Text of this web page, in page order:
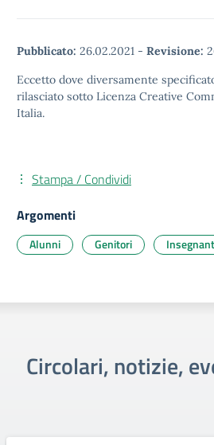
Pubblicato: 26.02.2021 - Revisione:
Eccetto dove diversamente
rilasciato sotto Licenza Creative
Italia.
Stampa / Condividi
Argomenti
Alunni Genitori
Circolari, notizie,